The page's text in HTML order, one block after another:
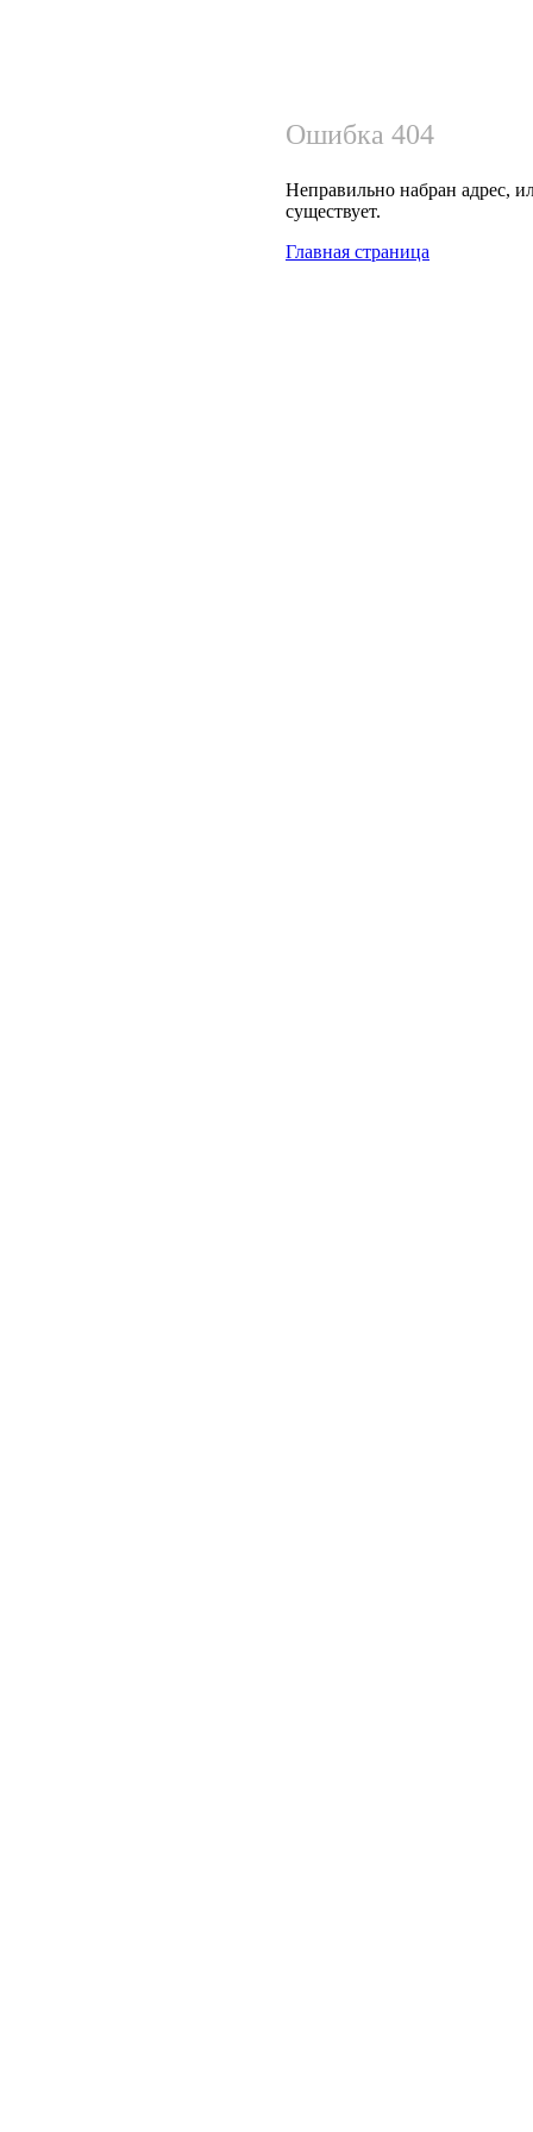
Ошибка 404
Неправильно набран адрес,
существует.
Главная страница